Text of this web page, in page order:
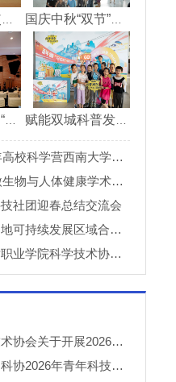
2026年青少年高校科学营西南大学分营正式开营
2025年全国微生物与人体健康学术论坛在重庆召开
社团迎春总结交流会
第三届绿色山地可持续发展区域合作国际论坛成功举办
重庆应用技术职业学院科学技术协会正式成立
重庆市科学技术协会关于开展2026年科普创新实验室建设项目申报工作的通知
关于开展中国科协2026年青年科技人才培育工程工程师专项计划推荐工作的通知